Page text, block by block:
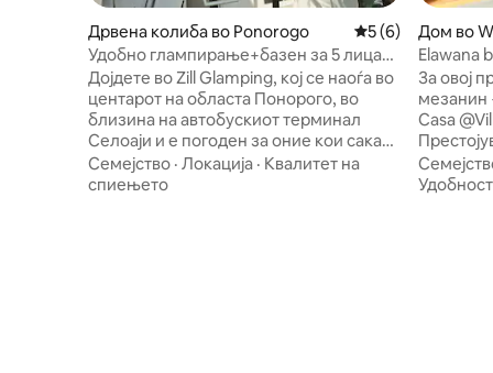
Дрвена колиба во Ponorogo Просечна оцена:
5 (6)
Удобно глампирање+базен за 5 лица
во Понорого, во близина на Гонтор
Дојдете во Zill Glamping, кој се наоѓа во
центарот на областа Понорого, во
близина на автобускиот терминал
Селоаји и е погоден за оние кои сакаат
да го посетат Пондок Гонтор. Целосни
удобности : 1. Клима-уред 2. 1 душек за
Семејство · Локација · Квалитет на
спиењето
Дом во
Elawana
Madiun
За овој простор Соба
мезанин
Casa
во
Удобност